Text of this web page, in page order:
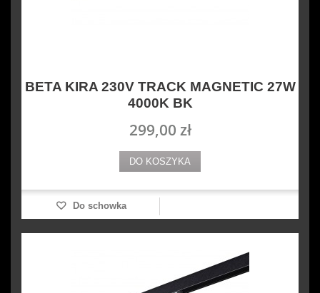
BETA KIRA 230V TRACK MAGNETIC 27W
4000K BK
299,00 zł
DO KOSZYKA
Do schowka